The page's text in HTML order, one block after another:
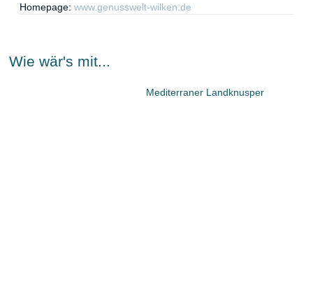
Homepage: www.genusswelt-wilken.de
Wie wär's mit...
Mediterraner Landknusper